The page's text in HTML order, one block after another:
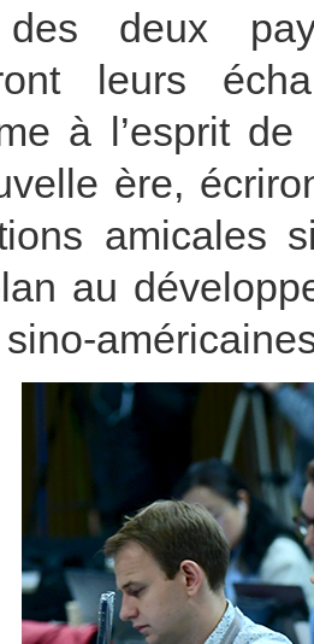
des deux
leurs
à l’esprit
ère,
amicales
au